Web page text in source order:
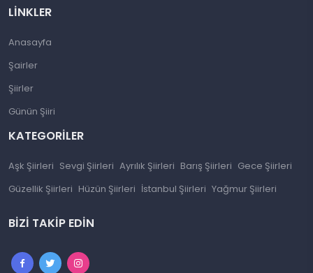
LINKLER
Anasayfa
Şairler
Şiirler
Günün Şiiri
KATEGORILER
Aşk Şiirleri Sevgi Şiirleri Ayrılık Şiirleri Barış Şiirleri Gece Şiirleri
Güzellik Şiirleri Hüzün Şiirleri İstanbul Şiirleri Yağmur Şiirleri
BIZI TAKIP EDIN